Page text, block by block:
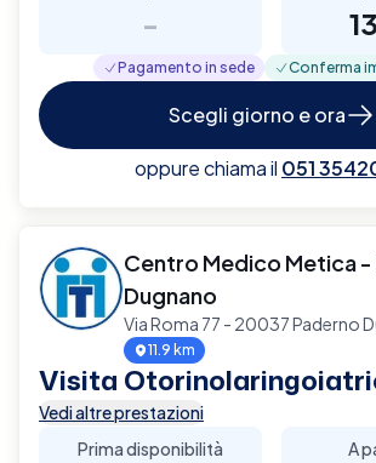
-
Pagamento in sede Conferma
Scegli giorno e ora
oppure chiama il 051
Centro Medico Metica -
Dugnano
Via Roma 77 - 20037 Paderno
11.9 km
Visita
Vedi altre prestazioni
Prima disponibilità
A